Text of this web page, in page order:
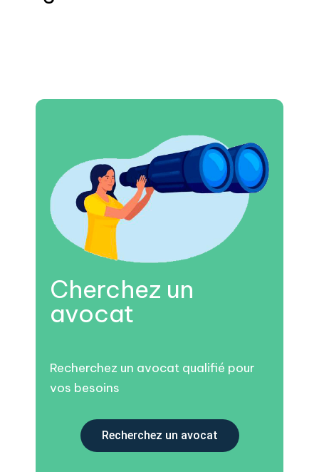
Cherchez un
avocat
Recherchez un avocat qualifié pour
vos besoins
Recherchez un avocat